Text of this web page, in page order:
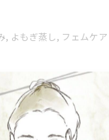
よもぎ蒸し フェムケア
一覧に戻る